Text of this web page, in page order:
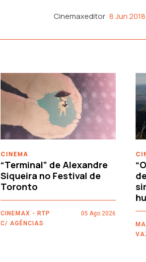
Cinemaxeditor 8 Jun 2018
CINEMA
“Terminal” de Alexandre
Siqueira no Festival de
Toronto
CINEMAX - RTP
C/ AGÊNCIAS
05 Ago 2026